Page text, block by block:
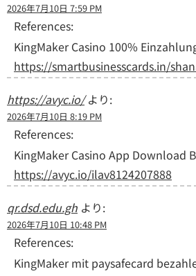
2026年7月10日 7:59 PM
References:
KingMaker Casino 100%
https://smartbusinesscards.in/
https://avyc.io/ より:
2026年7月10日 8:19 PM
References:
KingMaker Casino App Download
https://avyc.io/ilav8124207888
qr.dsd.edu.gh より:
2026年7月10日 10:48 PM
References:
KingMaker mit paysafecard